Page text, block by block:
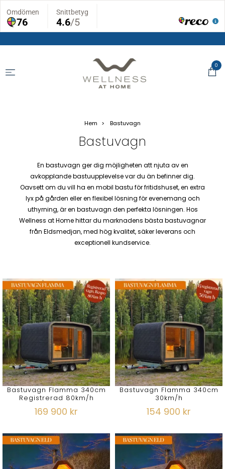
0
Hem Bastuvagn
Bastuvagn
En bastuvagn ger dig möjligheten att njuta av en
avkopplande bastuupplevelse var du än befinner dig.
Oavsett om du vill ha en mobil bastu för fritidshuset, en extra
lyx på gården eller en flexibel lösning för evenemang och
uthyrning, är en bastuvagn den perfekta lösningen. Hos
Wellness at Home hittar du marknadens bästa bastuvagnar
från Eldsmedjan, med hög kvalitet, säker leverans och
exceptionell kundservice.
Bastuvagn Flamma 340cm
Registrerad 80km/h
169 900 kr
Bastuvagn Flamma 340cm
30km/h
154 900 kr